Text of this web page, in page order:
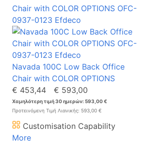
Navada 100C Low Back Office
Chair with COLOR OPTIONS
€ 453,44
€ 593,00
Χαμηλότερη τιμή 30 ημερών: 593,00 €
Προτεινόμενη Τιμή Λιανικής: 593,00 €
Customisation Capability
More